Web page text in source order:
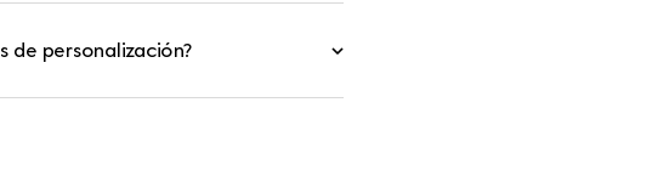
de personalización?